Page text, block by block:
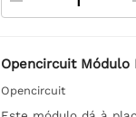
Opencircuit
Opencircuit